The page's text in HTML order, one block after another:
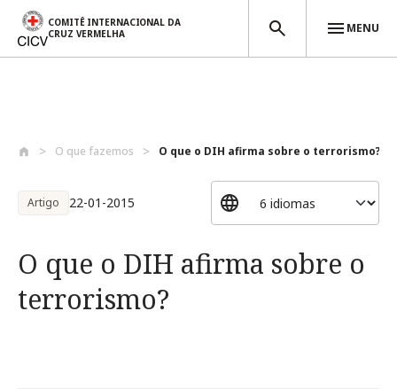
COMITÊ INTERNACIONAL DA
CRUZ VERMELHA
MENU
O que fazemos O que o DIH afirma sobre o terrorismo?
Artigo 22-01-2015
O que o DIH afirma sobre o
terrorismo?